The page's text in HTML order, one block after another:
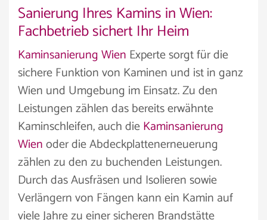
Sanierung Ihres Kamins in Wien:
Fachbetrieb sichert Ihr Heim
Kaminsanierung Wien Experte sorgt für die
sichere Funktion von Kaminen und ist in ganz
Wien und Umgebung im Einsatz. Zu den
Leistungen zählen das bereits erwähnte
Kaminschleifen, auch dieKaminsanierung
Wienoder die Abdeckplattenerneuerung
zählen zu den zu buchenden Leistungen.
Durch das Ausfräsen und Isolieren sowie
Verlängern von Fängen kann ein Kamin auf
viele Jahre zu einer sicheren Brandstätte